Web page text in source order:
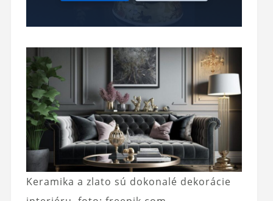
Keramika a zlato sú dokonalé dekorácie